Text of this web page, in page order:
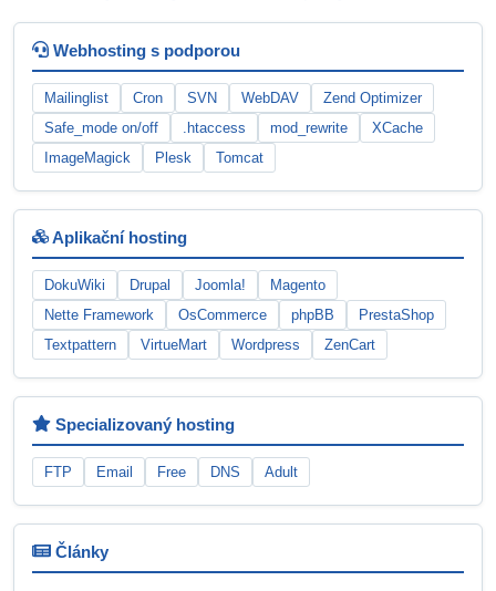
Webhosting s podporou
Mailinglist Cron SVN WebDAV
Zend Optimizer
Safe_mode on/off
.htaccess mod_rewrite
XCache
ImageMagick
Plesk Tomcat
Aplikační hosting
DokuWiki Drupal Joomla!
Magento
Nette Framework
OsCommerce phpBB
PrestaShop
Textpattern
VirtueMart Wordpress ZenCart
Specializovaný hosting
FTP Email Free DNS Adult
Články